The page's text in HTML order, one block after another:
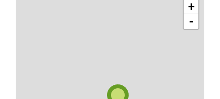
+
-